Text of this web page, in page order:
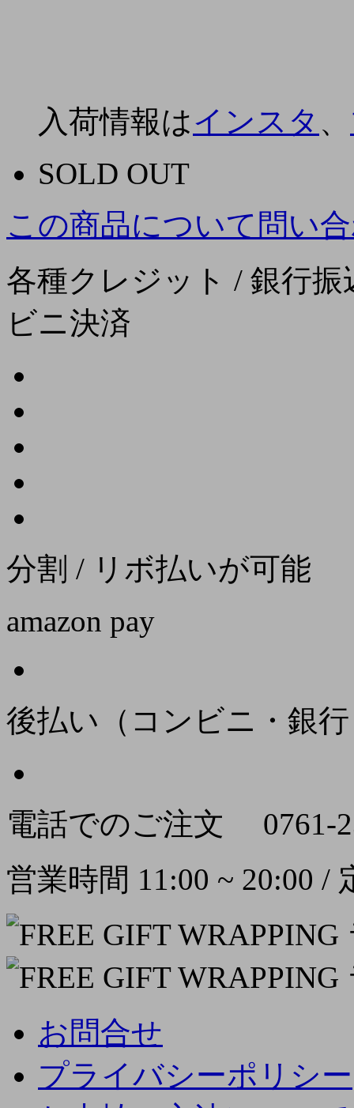
入荷情報はインスタ 、
SOLD OUT
この商品について問い
各種クレジット / 銀行
ビニ決済
分割 / リボ払いが可能
amazon pay
後払い（コンビニ・銀
電話でのご注文
0761-
営業時間 11:00 ~ 20:00 /
お問合せ
プライバシーポリシー